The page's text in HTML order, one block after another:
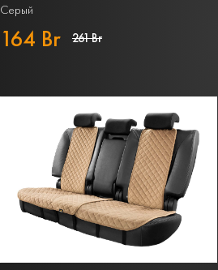
Серый
164 Br 261 Br